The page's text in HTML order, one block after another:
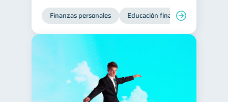
Finanzas personales Educación financiera